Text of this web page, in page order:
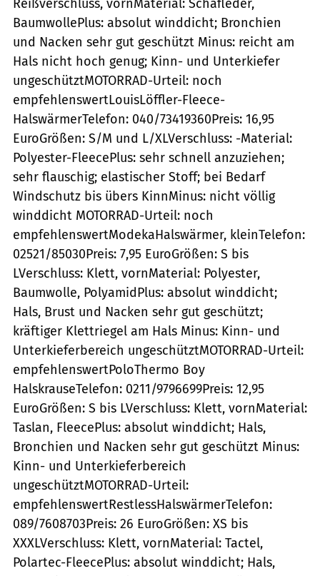
Reißverschluss, vornMaterial: Schafleder,
BaumwollePlus: absolut winddicht; Bronchien
und Nacken sehr gut geschützt Minus: reicht am
Hals nicht hoch genug; Kinn- und Unterkiefer
ungeschütztMOTORRAD-Urteil: noch
empfehlenswertLouisLöffler-Fleece-
HalswärmerTelefon: 040/73419360Preis: 16,95
EuroGrößen: S/M und L/XLVerschluss: -Material:
Polyester-FleecePlus: sehr schnell anzuziehen;
sehr flauschig; elastischer Stoff; bei Bedarf
Windschutz bis übers KinnMinus: nicht völlig
winddicht MOTORRAD-Urteil: noch
empfehlenswertModekaHalswärmer, kleinTelefon:
02521/85030Preis: 7,95 EuroGrößen: S bis
LVerschluss: Klett, vornMaterial: Polyester,
Baumwolle, PolyamidPlus: absolut winddicht;
Hals, Brust und Nacken sehr gut geschützt;
kräftiger Klettriegel am Hals Minus: Kinn- und
Unterkieferbereich ungeschütztMOTORRAD-Urteil:
empfehlenswertPoloThermo Boy
HalskrauseTelefon: 0211/9796699Preis: 12,95
EuroGrößen: S bis LVerschluss: Klett, vornMaterial:
Taslan, FleecePlus: absolut winddicht; Hals,
Bronchien und Nacken sehr gut geschützt Minus:
Kinn- und Unterkieferbereich
ungeschütztMOTORRAD-Urteil:
empfehlenswertRestlessHalswärmerTelefon:
089/7608703Preis: 26 EuroGrößen: XS bis
XXXLVerschluss: Klett, vornMaterial: Tactel,
Polartec-FleecePlus: absolut winddicht; Hals,